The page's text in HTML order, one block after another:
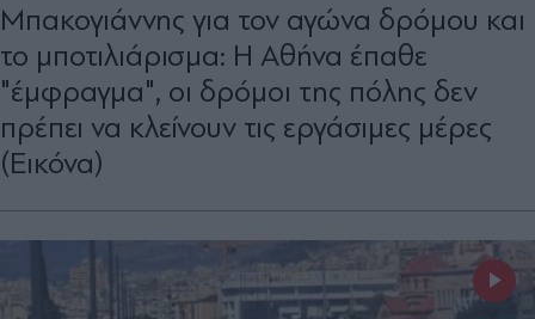
Μπακογιάννης για τον αγώνα δρόμου και
το μποτιλιάρισμα: Η Αθήνα έπαθε
"έμφραγμα", οι δρόμοι της πόλης δεν
πρέπει να κλείνουν τις εργάσιμες μέρες
(Εικόνα)